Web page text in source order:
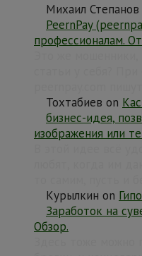
Михаил Степанов
PeernPay
профессионалам.
Тохтабиев on
бизнес-идея,
изображения или
Курылкин on
Заработок на
Обзор.